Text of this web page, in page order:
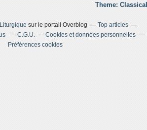
Theme:
sur le portail Overblog
Top articles
C.G.U.
Cookies et données personnelles
Préférences cookies